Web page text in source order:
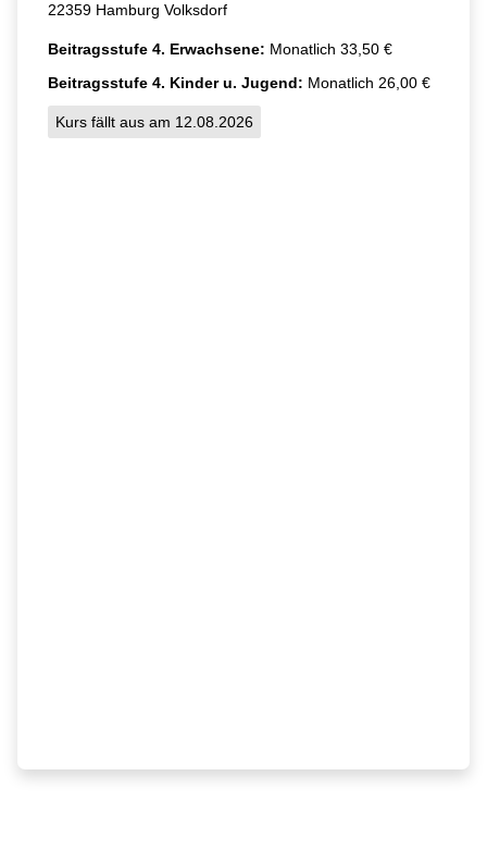
22359 Hamburg Volksdorf
Beitragsstufe 4. Erwachsene: Monatlich 33,50 €
Beitragsstufe 4. Kinder u. Jugend: Monatlich 26,00 €
Kurs fällt aus am 12.08.2026